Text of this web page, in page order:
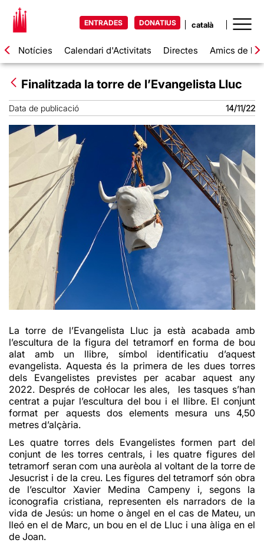
ENTRADES DONATIUS
Notícies Calendari d'Activitats Directes Amics de la
Finalitzada la torre de l’Evangelista Lluc
Data de publicació 14/11/22
La torre de l’Evangelista Lluc ja està acabada amb
l’escultura de la figura del tetramorf en forma de bou
alat amb un llibre, símbol identificatiu d’aquest
evangelista. Aquesta és la primera de les dues torres
dels Evangelistes previstes per acabar aquest any
2022. Després de col·locar les ales, les tasques s’han
centrat a pujar l’escultura del bou i el llibre. Elconjunt
format per aquests dos elements mesura uns 4,50
metres d’alçària.
Les quatre torres dels Evangelistes formen part del
conjunt de les torres centrals, i les quatre figures del
tetramorf seran com una aurèola al voltant de la torre de
Jesucrist i de la creu. Les figures del tetramorf són obra
de l’escultor Xavier Medina Campeny i, segons la
iconografia cristiana, representen els narradors de la
vida de Jesús: un home o àngel en el cas de Mateu, un
lleó en el de Marc, un bou en el de Lluc i una àliga en el
de Joan.